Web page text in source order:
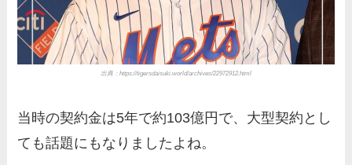
出典：https://tigersdaisuki.world/archives/22972912.html
当時の契約金は5年で約103億円で、大型契約とし
ても話題にもなりましたよね。